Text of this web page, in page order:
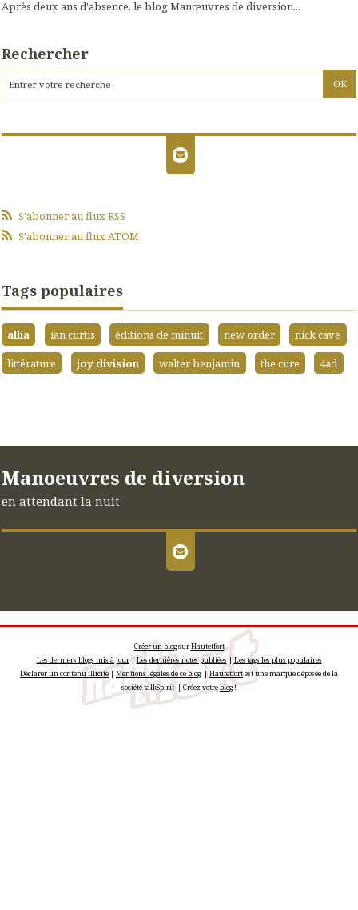
Après deux ans d'absence, le blog Manœuvres de diversion...
Rechercher
S'abonner au flux RSS
S'abonner au flux ATOM
Tags populaires
allia ian curtis éditions de minuit new order
nick cave
littérature
joy division walter benjamin the cure 4ad
Manoeuvres de diversion
en attendant la nuit
Créer un blogsurHautetfort
Les derniers blogs mis à jour|Les dernières notes publiées |Les tags les plus populaires
Déclarer un contenu illicite|Mentions légales de ce blog| Hautetfortest une marque déposée de la
société talkSpirit | Créez votreblog!